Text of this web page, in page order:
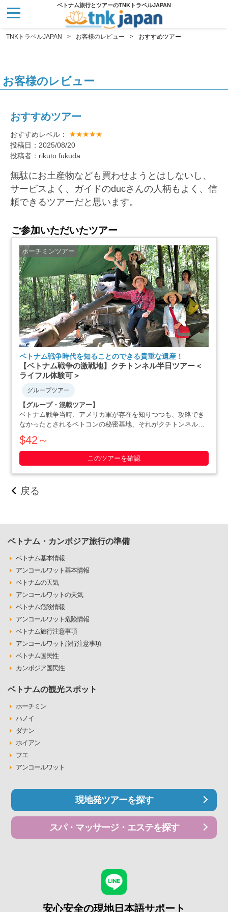
ベトナム旅行とツアーのTNKトラベルJAPAN
TNKトラベルJAPAN お客様のレビュー おすすめツアー
お客様のレビュー
おすすめツアー
おすすめレベル： ★★★★★
投稿日：2025/08/20
投稿者：rikuto.fukuda
無駄にお土産物なども買わせようとはしないし、
サービスよく、ガイドのducさんの人柄もよく、信
頼できるツアーだと思います。
ご参加いただいたツアー
ホーチミンツアー
ベトナム戦争時代を知ることのできる貴重な遺産！
【ベトナム戦争の激戦地】クチトンネル半日ツアー＜
ライフル体験可＞
グループツアー
【グループ・混載ツアー】
ベトナム戦争当時、アメリカ軍が存在を知りつつも、攻略でき
なかったとされるベトコンの秘密基地、それがクチトンネルで
す。小柄な体格を活かした戦略で、アメリカ軍を撃退にまで追
いやったベトナム人の作戦の数々や彼らの暮らしぶりを追体験
できます。ホーチミン滞在最終日や、午後か・・・・・
$42～
このツアーを確認
戻る
ベトナム・カンボジア旅行の準備
ベトナム基本情報
アンコールワット基本情報
ベトナムの天気
アンコールワットの天気
ベトナム危険情報
アンコールワット危険情報
ベトナム旅行注意事項
アンコールワット旅行注意事項
ベトナム国民性
カンボジア国民性
ベトナムの観光スポット
ホーチミン
ハノイ
ダナン
ホイアン
フエ
アンコールワット
現地発ツアーを探す
スパ・マッサージ・エステを探す
安心安全の現地日本語サポート